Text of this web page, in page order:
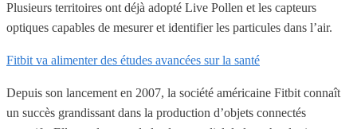
Plusieurs territoires ont déjà adopté Live Pollen et les capteurs
optiques capables de mesurer et identifier les particules dans l’air.
Fitbit va alimenter des études avancées sur la santé
Depuis son lancement en 2007, la société américaine Fitbit connaît
un succès grandissant dans la production d’objets connectés